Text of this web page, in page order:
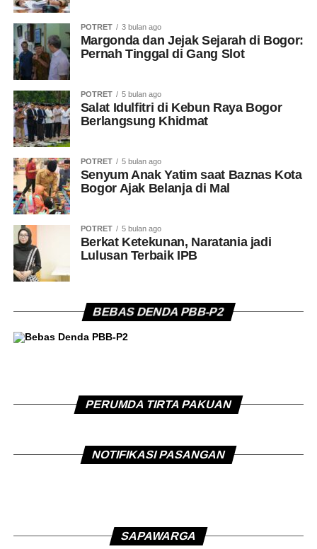
POTRET 3 bulan ago
Margonda dan Jejak Sejarah di Bogor:
Pernah Tinggal di Gang Slot
POTRET 5 bulan ago
Salat Idulfitri di Kebun Raya Bogor
Berlangsung Khidmat
POTRET 5 bulan ago
Senyum Anak Yatim saat Baznas Kota
Bogor Ajak Belanja di Mal
POTRET 5 bulan ago
Berkat Ketekunan, Naratania jadi
Lulusan Terbaik IPB
BEBAS DENDA PBB-P2
PERUMDA TIRTA PAKUAN
NOTIFIKASI PASANGAN
SAPAWARGA